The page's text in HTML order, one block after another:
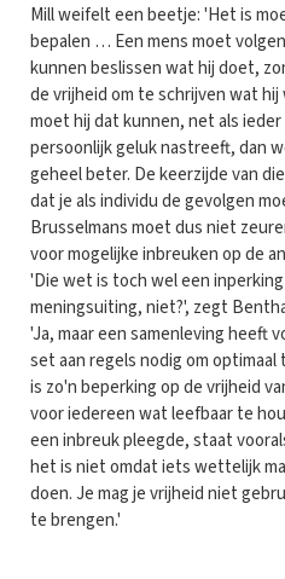
Mill weifelt een beetje: 'Het is
bepalen … Een mens moet
kunnen beslissen wat hij doet,
de vrijheid om te schrijven wat hij
moet hij dat kunnen, net als
persoonlijk geluk nastreeft, dan
geheel beter. De keerzijde van
dat je als individu de gevolgen
Brusselmans moet dus niet
voor mogelijke inbreuken op de
'Die wet is toch wel een
meningsuiting, niet?', zegt
'Ja, maar een samenleving heeft
set aan regels nodig om
is zo'n beperking op de vrijheid
voor iedereen wat leefbaar te
een inbreuk pleegde, staat
het is niet omdat iets wettelijk
doen. Je mag je vrijheid niet
te brengen.'